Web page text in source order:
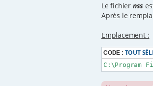
Le fichier nss
Après le
Emplacement :
CODE : TOUT
C:\Program